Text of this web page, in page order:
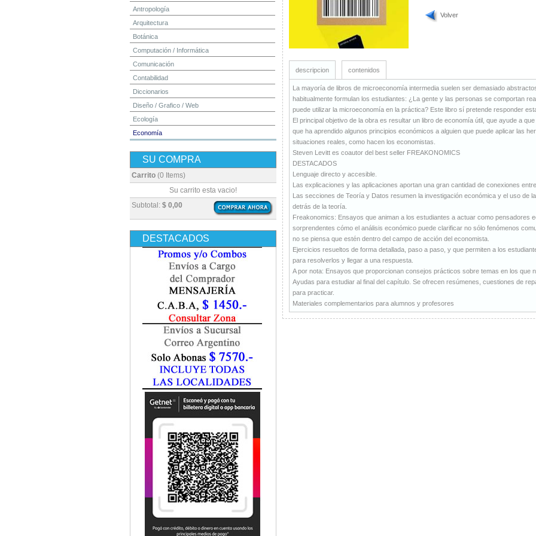
Antropología
Arquitectura
Botánica
Computación / Informática
Comunicación
Contabilidad
Diccionarios
Diseño / Grafico / Web
Ecología
Economía
Electrónica
Estadística
Física
Higiene y Seguridad
Historia
Ingeniería
Marketing / Publicidad
Metodología Investigación
Negocios
Periodismo
Política
Programación
Psicología
Química
Recursos Humanos
Redes / LAN / WiFi
Sociología
SU COMPRA
Carrito (0 Items)
Subtotal: $ 0,00
Su carrito esta vacio!
DESTACADOS
Volver
descripcion contenidos
La mayoría de libros de microeconomía intermedia suelen ser demasiado
habitualmente formulan los estudiantes: ¿La gente y las personas se comportan
puede utilizar la microeconomía en la práctica? Este libro sí pretende responder
El principal objetivo de la obra es resultar un libro de economía útil, que ayude a
que ha aprendido algunos principios económicos a alguien que puede aplicar las
situaciones reales, como hacen los economistas.
Steven Levitt es coautor del best seller FREAKONOMICS
DESTACADOS
Lenguaje directo y accesible.
Las explicaciones y las aplicaciones aportan una gran cantidad de conexiones
Las secciones de Teoría y Datos resumen la investigación económica y el uso de
detrás de la teoría.
Freakonomics: Ensayos que animan a los estudiantes a actuar como pensadores
sorprendentes cómo el análisis económico puede clarificar no sólo fenómenos
no se piensa que estén dentro del campo de acción del economista.
Ejercicios resueltos de forma detallada, paso a paso, y que permiten a los
para resolverlos y llegar a una respuesta.
A por nota: Ensayos que proporcionan consejos prácticos sobre temas en los que
Ayudas para estudiar al final del capítulo. Se ofrecen resúmenes, cuestiones de
para practicar.
Materiales complementarios para alumnos y profesores